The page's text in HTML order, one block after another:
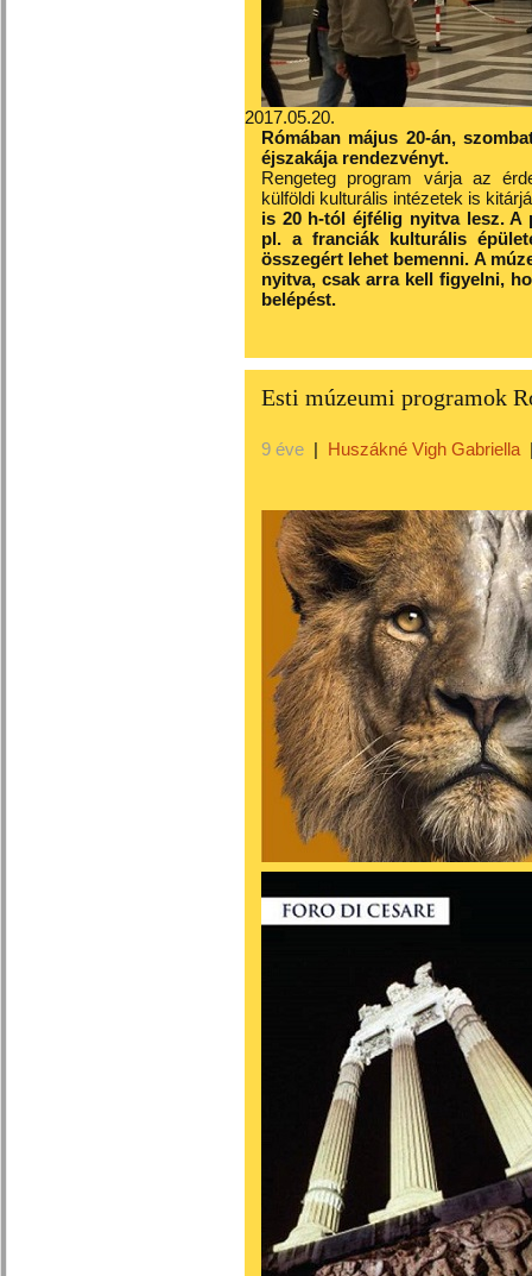
2017.05.20.
Rómában május 20-án,
éjszakája rendezvényt.
Rengeteg program várja az
külföldi kulturális intézetek is
is 20 h-tól éjfélig nyitva lesz. A
pl. a franciák kulturális
összegért lehet bemenni. A
nyitva, csak arra kell figyelni,
belépést.
Esti múzeumi programok
9 éve | Huszákné Vigh Gabriella